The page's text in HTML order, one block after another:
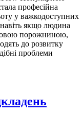
професійна
у важкодоступних
якщо людина
порожниною,
до розвитку
проблеми